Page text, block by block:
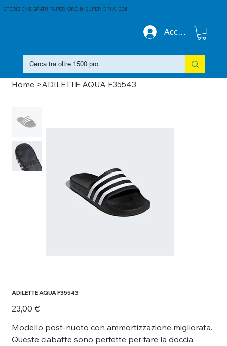
Accedi
SPEDIZIONE GRATUITA PER ORDINI SUPERIORI A 120€
Home >ADILETTE AQUA F35543
ADILETTE AQUA F35543
Prezzo
23,00 €
Modello post-nuoto con ammortizzazione migliorata.
Queste ciabatte sono perfette per fare la doccia